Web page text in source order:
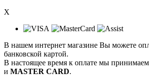
X
В нашем интернет магазине Вы можете
банковской картой.
В настоящее время к оплате мы
и MASTER CARD.